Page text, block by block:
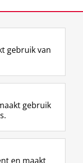
R
S
-
f
e
R
I
n
t
r
m
Y
o
T
e
k
gebruik van
gebruik
en maakt